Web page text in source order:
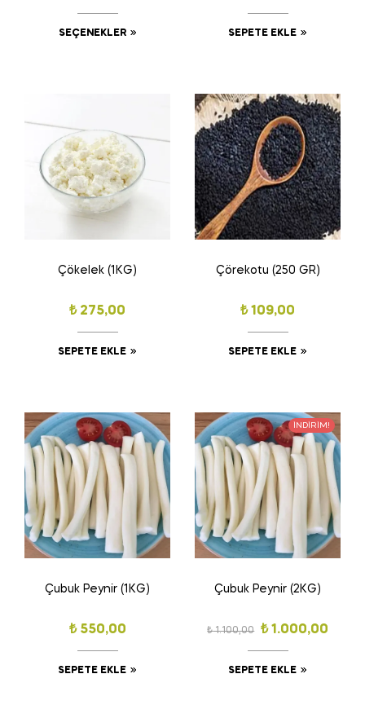
SEÇENEKLER SEPETE EKLE
Çökelek (1KG)
₺275,00
SEPETE EKLE
Çörekotu (250 GR)
₺109,00
SEPETE EKLE
Çubuk Peynir (1KG)
₺550,00
SEPETE EKLE
İNDIRIM!
Çubuk Peynir (2KG)
₺1.100,00 ₺1.000,00
SEPETE EKLE